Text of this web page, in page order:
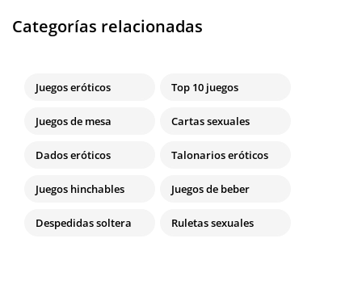
Categorías relacionadas
Juegos eróticos Top 10 juegos
Juegos de mesa Cartas sexuales
Dados eróticos Talonarios eróticos
Juegos hinchables Juegos de beber
Despedidas soltera Ruletas sexuales